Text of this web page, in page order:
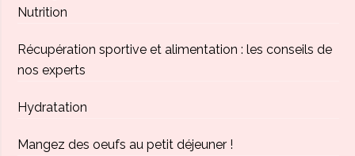
Nutrition
Récupération sportive et alimentation : les conseils de
nos experts
Hydratation
Mangez des oeufs au petit déjeuner !